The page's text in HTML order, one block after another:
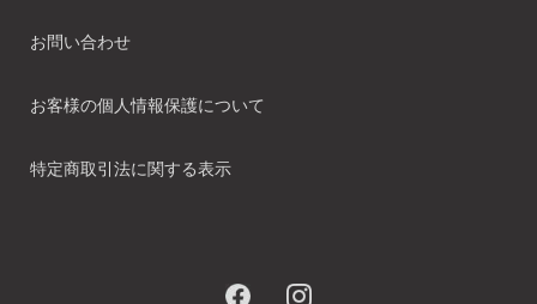
お問い合わせ
お客様の個人情報保護について
特定商取引法に関する表示